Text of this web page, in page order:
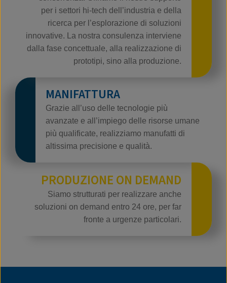
per i settori hi‑tech dell’industria e della
ricerca per l’esplorazione di soluzioni
innovative. La nostra consulenza interviene
dalla fase concettuale, alla realizzazione di
prototipi, sino alla produzione.
MANIFATTURA
Grazie all’uso delle tecnologie più
avanzate e all’impiego delle risorse umane
più qualificate, realizziamo manufatti di
altissima precisione e qualità.
PRODUZIONE ON DEMAND
Siamo strutturati per realizzare anche
soluzioni on demand entro 24 ore, per far
fronte a urgenze particolari.